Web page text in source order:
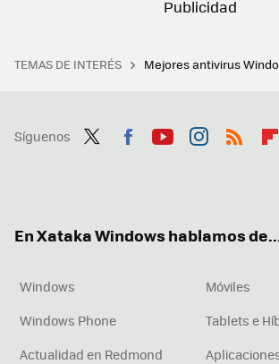
TEMAS DE INTERÉS Mejores antivirus
Síguenos
En Xataka Windows hablamos
Windows
Móviles
Windows Phone
Tablets e
Actualidad en Redmond